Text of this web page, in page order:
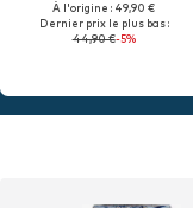
À l'origine : 49,90 €
Dernier prix le plus bas :
44,90 €-5%